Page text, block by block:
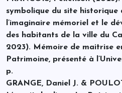
symbolique du site historique
l’imaginaire mémoriel et le
des habitants de la ville du
2023). Mémoire de maitrise
Patrimoine, présenté à
p.
GRANGE, Daniel J. &